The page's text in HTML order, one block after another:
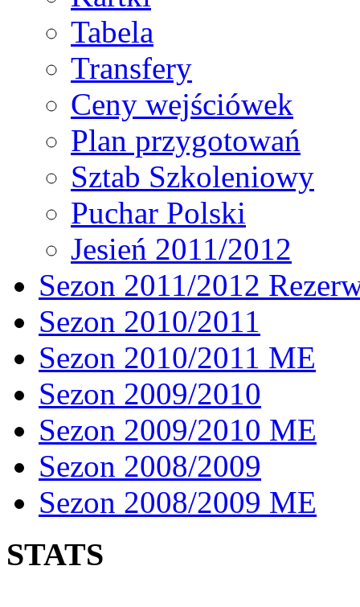
Tabela
Transfery
Ceny wejściówek
Plan przygotowań
Sztab Szkoleniowy
Puchar Polski
Jesień 2011/2012
Sezon 2011/2012
Sezon 2010/2011
Sezon 2010/2011 ME
Sezon 2009/2010
Sezon 2009/2010 ME
Sezon 2008/2009
Sezon 2008/2009 ME
STATS